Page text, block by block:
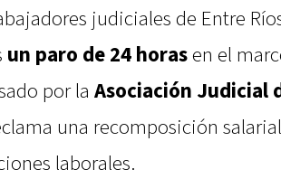
judiciales de Entre
un paro de 24 horasen el
por la Asociación Judicial
una recomposición
laborales.